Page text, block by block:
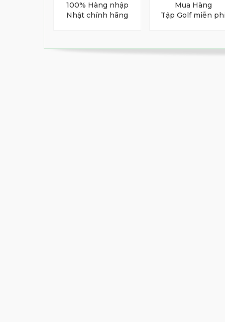
100% Hàng nhập
Nhật chính hãng
Mua Hàng
Tập Golf miễn